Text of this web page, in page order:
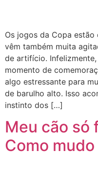
Os jogos da Copa
vêm também muita
de artifício.
momento de
algo estressante para
de barulho alto. Isso
instinto dos […]
Meu cão só
Como